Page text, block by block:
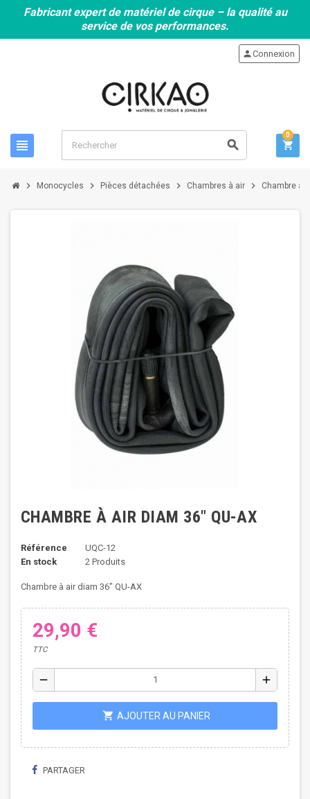
Fabricant expert de matériel de cirque – la qualité au
service de vos performances.
view_headline search
personConnexion
shopping_cart
0
chevron_right Monocycles chevron_right Pièces détachées chevron_right Chambres à air chevron_right Chambre à
CHAMBRE À AIR DIAM 36" QU-AX
Référence
UQC-12
En stock
2 Produits
Chambre à air diam 36" QU-AX
29,90 €
TTC
remove add
shopping_cart AJOUTER AU PANIER
PARTAGER